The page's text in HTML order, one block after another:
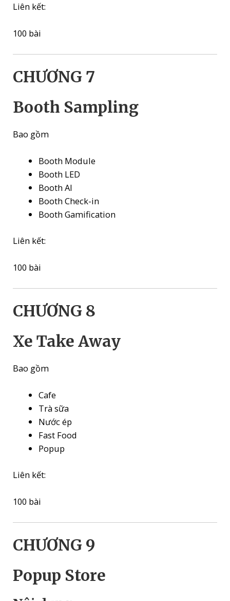
Liên kết:
100 bài
CHƯƠNG 7
Booth Sampling
Bao gồm
Booth Module
Booth LED
Booth AI
Booth Check-in
Booth Gamification
Liên kết:
100 bài
CHƯƠNG 8
Xe Take Away
Bao gồm
Cafe
Trà sữa
Nước ép
Fast Food
Popup
Liên kết:
100 bài
CHƯƠNG 9
Popup Store